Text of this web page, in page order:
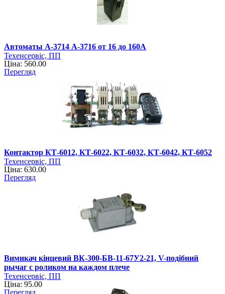
Автоматы А-3714 А-3716 от 16 до 160А
Техенсервіс, ПП
Ціна: 560.00
Перегляд
Контактор КТ-6012, КТ-6022, КТ-6032, КТ-6042, КТ-6052
Техенсервіс, ПП
Ціна: 630.00
Перегляд
Вимикач кінцевий ВК-300-БВ-11-67У2-21, V-подібний
рычаг с роликом на каждом плече
Техенсервіс, ПП
Ціна: 95.00